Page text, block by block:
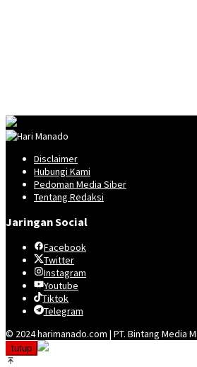
Disclaimer
Hubungi Kami
Pedoman Media Siber
Tentang Redaksi
Jaringan Social
Facebook
Twitter
Instagram
Youtube
Tiktok
Telegram
© 2024 harimanado.com | PT. Bintang Media
tutup